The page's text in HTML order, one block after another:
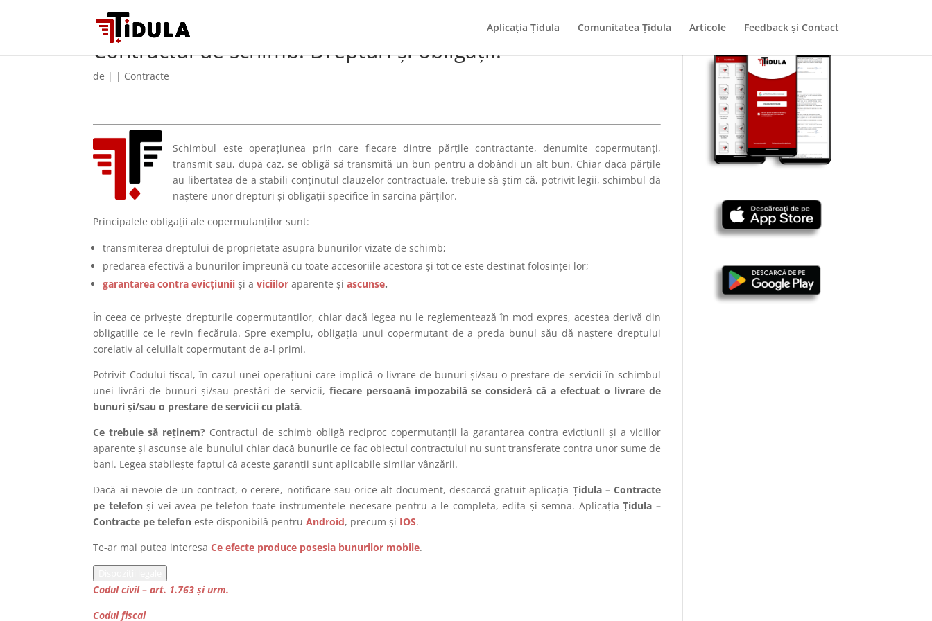
Aplicația Țidula Comunitatea Țidula Articole Feedback și Contact
Contractul de schimb. Drepturi și obligații.
de | | Contracte
Schimbul este operațiunea prin care fiecare dintre părțile contractante, denumite copermutanți,
transmit sau, după caz, se obligă să transmită un bun pentru a dobândi un alt bun. Chiar dacă părțile
au libertatea de a stabili conținutul clauzelor contractuale, trebuie să știm că, potrivit legii, schimbul dă
naștere unor drepturi și obligații specifice în sarcina părților.
Principalele obligații ale copermutanților sunt:
transmiterea dreptului de proprietate asupra bunurilor vizate de schimb;
predarea efectivă a bunurilor împreună cu toate accesoriile acestora și tot ce este destinat folosinței lor;
garantarea contra evicțiunii și aviciiloraparente șiascunse.
În ceea ce privește drepturile copermutanților, chiar dacă legea nu le reglementează în mod expres, acestea derivă din
obligațiile ce le revin fiecăruia. Spre exemplu, obligația unui copermutant de a preda bunul său dă naștere dreptului
corelativ al celuilalt copermutant de a-l primi.
Potrivit Codului fiscal, în cazul unei operațiuni care implică o livrare de bunuri și/sau o prestare de servicii în schimbul
unei livrări de bunuri și/sau prestări de servicii, fiecare persoană impozabilă se consideră că a efectuat o livrare de
bunuri și/sau o prestare de servicii cu plată.
Ce trebuie să reținem? Contractul de schimb obligă reciproc copermutanții la garantarea contra evicțiunii și a viciilor
aparente și ascunse ale bunului chiar dacă bunurile ce fac obiectul contractului nu sunt transferate contra unor sume de
bani. Legea stabilește faptul că aceste garanții sunt aplicabile similar vânzării.
Dacă ai nevoie de un contract, o cerere, notificare sau orice alt document, descarcă gratuit aplicația Țidula – Contracte
pe telefonși vei avea pe telefon toate instrumentele necesare pentru a le completa, edita și semna. AplicațiaȚidula –
Contracte pe telefon este disponibilă pentruAndroid, precum și IOS.
Te-ar mai putea interesaCe efecte produce posesia bunurilor mobile.
Codul civil – art. 1.763 și urm.
Codul fiscal